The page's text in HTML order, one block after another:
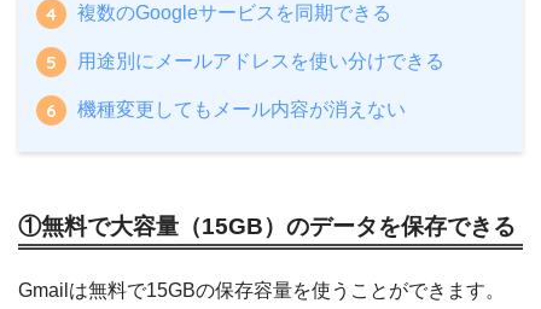
複数のGoogleサービスを同期できる
用途別にメールアドレスを使い分けできる
機種変更してもメール内容が消えない
①無料で大容量（15GB）のデータを保存できる
Gmailは無料で15GBの保存容量を使うことができます。